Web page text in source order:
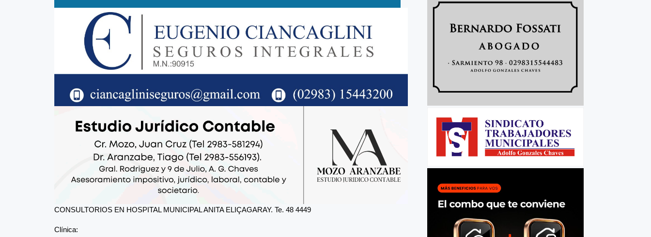
CONSULTORIOS EN HOSPITAL MUNICIPAL ANITA ELIÇAGARAY. Te. 48 4449
Clínica: